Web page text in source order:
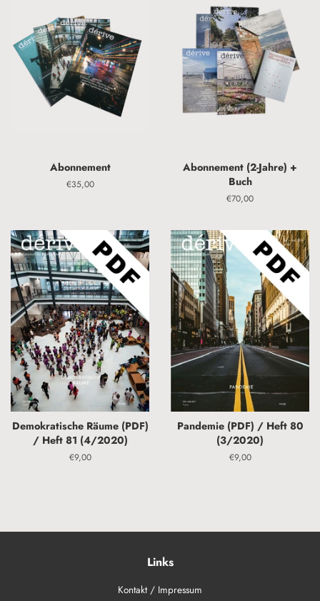
Abonnement
Normaler
€35,00
Abonnement (2-Jahre) +
Buch
Normaler
€70,00
Demokratische Räume (PDF)
/ Heft 81 (4/2020)
Normaler
€9,00
Pandemie (PDF) / Heft 80
(3/2020)
Normaler
€9,00
Links
Kontakt / Impressum